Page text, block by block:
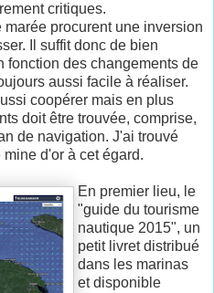
critiques.
procurent une inversion
Il suffit donc de bien
fonction des changements de
aussi facile à réaliser.
coopérer mais en plus
doit être trouvée, comprise,
de navigation. J'ai trouvé
d'or à cet égard.
En premier lieu, le
"guide du tourisme
nautique 2015", un
petit livret distribué
dans les marinas
et disponible